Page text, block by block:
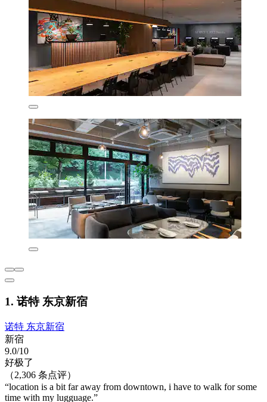
1. 诺特 东京新宿
诺特 东京新宿
新宿
9.0/10
好极了
（2,306 条点评）
“location is a bit far away from downtown, i have to walk for some
time with my lugguage.”